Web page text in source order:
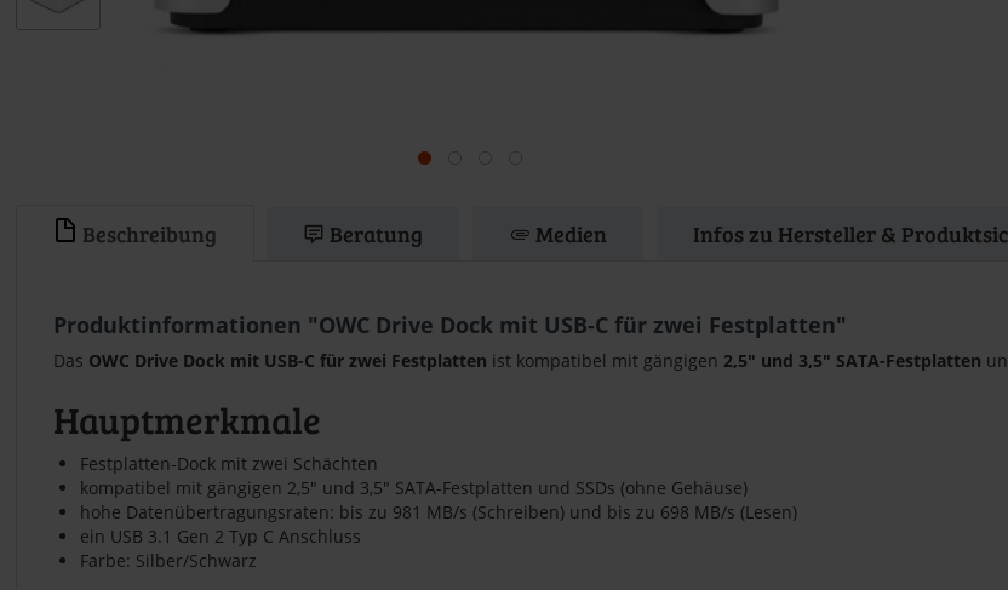
Beschreibung Beratung Medien Infos zu Hersteller &
Produktinformationen "OWC Drive Dock mit USB-C für zwei Festplatten"
Das OWC Drive Dock mit USB-C für zwei Festplatten ist kompatibel mit gängigen 2,5" und 3,5" SATA-Festplatten
Hauptmerkmale
Festplatten-Dock mit zwei Schächten
kompatibel mit gängigen 2,5" und 3,5" SATA-Festplatten und SSDs (ohne Gehäuse)
hohe Datenübertragungsraten: bis zu 981 MB/s (Schreiben) und bis zu 698 MB/s (Lesen)
ein USB 3.1 Gen 2 Typ C Anschluss
Farbe: Silber/Schwarz